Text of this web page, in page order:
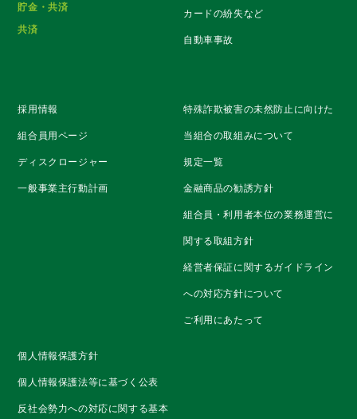
貯金・共済
共済
カードの紛失など
自動車事故
採用情報
組合員用ページ
ディスクロージャー
一般事業主行動計画
特殊詐欺被害の未然防止に向けた
当組合の取組みについて
規定一覧
金融商品の勧誘方針
組合員・利用者本位の業務運営に
関する取組方針
経営者保証に関するガイドライン
への対応方針について
ご利用にあたって
個人情報保護方針
個人情報保護法等に基づく公表
反社会勢力への対応に関する基本